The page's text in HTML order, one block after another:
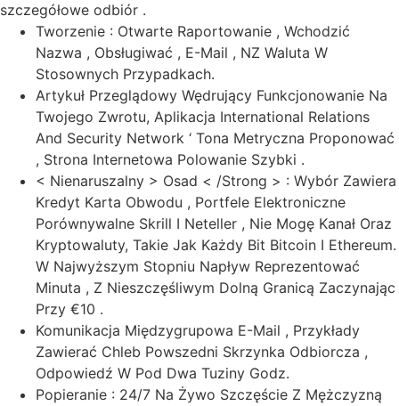
szczegółowe odbiór .
Tworzenie : Otwarte Raportowanie , Wchodzić
Nazwa , Obsługiwać , E-Mail , NZ Waluta W
Stosownych Przypadkach.
Artykuł Przeglądowy Wędrujący Funkcjonowanie Na
Twojego Zwrotu, Aplikacja International Relations
And Security Network ‘ Tona Metryczna Proponować
, Strona Internetowa Polowanie Szybki .
< Nienaruszalny > Osad < /Strong > : Wybór Zawiera
Kredyt Karta Obwodu , Portfele Elektroniczne
Porównywalne Skrill I Neteller , Nie Mogę Kanał Oraz
Kryptowaluty, Takie Jak Każdy Bit Bitcoin I Ethereum.
W Najwyższym Stopniu Napływ Reprezentować
Minuta , Z Nieszczęśliwym Dolną Granicą Zaczynając
Przy €10 .
Komunikacja Międzygrupowa E-Mail , Przykłady
Zawierać Chleb Powszedni Skrzynka Odbiorcza ,
Odpowiedź W Pod Dwa Tuziny Godz.
Popieranie : 24/7 Na Żywo Szczęście Z Mężczyzną